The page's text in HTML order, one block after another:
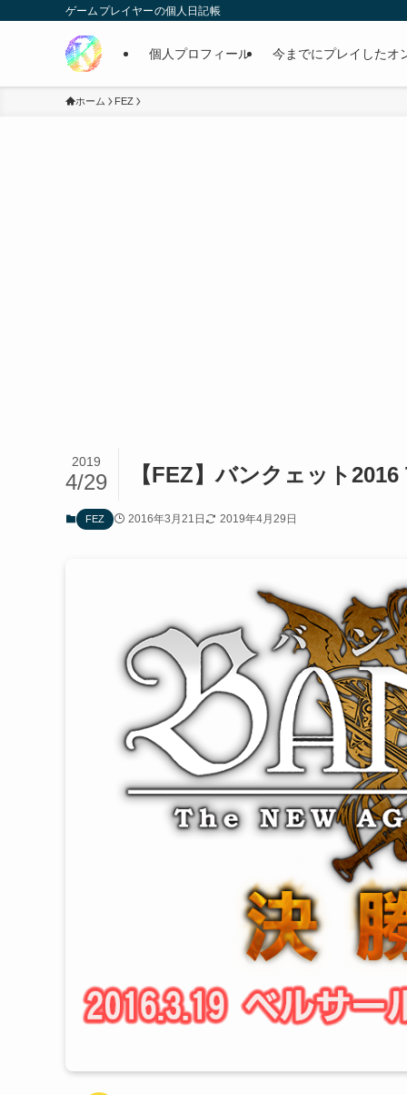
ゲームプレイヤーの個人日記帳
個人プロフィール 今までにプレイしたオ
ホーム FEZ
【FEZ】バンクェット
2019
4/29
FEZ 2016年3月21日 2019年4月29日